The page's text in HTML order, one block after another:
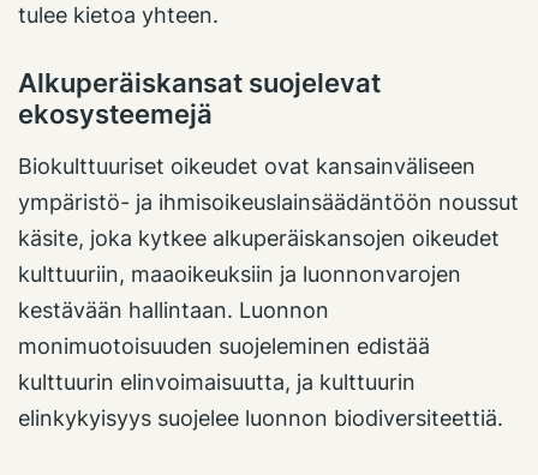
tulee kietoa yhteen.
Alkuperäiskansat suojelevat
ekosysteemejä
Biokulttuuriset oikeudet ovat kansainväliseen
ympäristö- ja ihmisoikeuslainsäädäntöön noussut
käsite, joka kytkee alkuperäiskansojen oikeudet
kulttuuriin, maaoikeuksiin ja luonnonvarojen
kestävään hallintaan. Luonnon
monimuotoisuuden suojeleminen edistää
kulttuurin elinvoimaisuutta, ja kulttuurin
elinkykyisyys suojelee luonnon biodiversiteettiä.